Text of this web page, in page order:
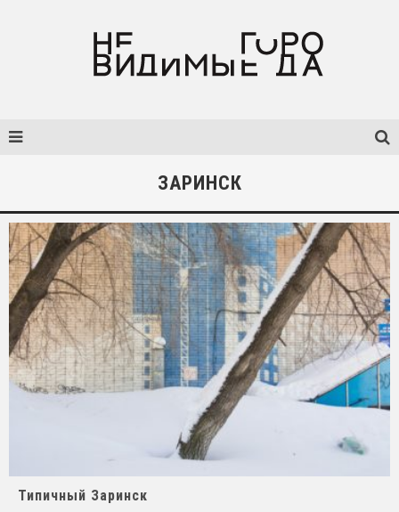
ЗАРИНСК
Типичный Заринск